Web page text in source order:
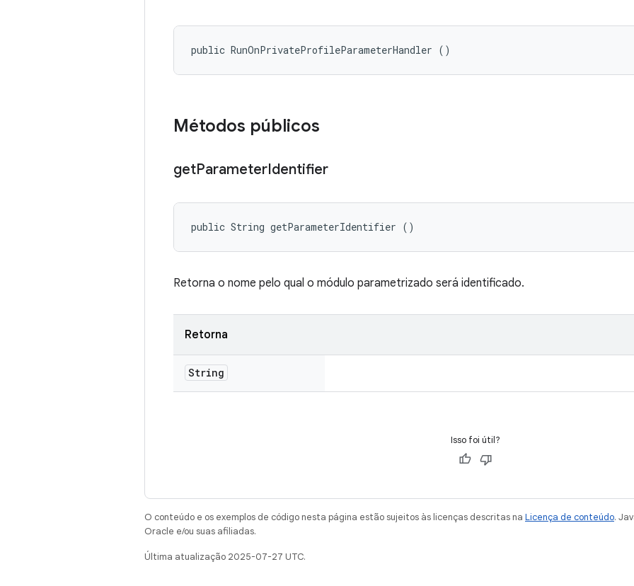
public RunOnPrivateProfileParameterHandler ()
Métodos públicos
getParameterIdentifier
public String getParameterIdentifier ()
Retorna o nome pelo qual o módulo parametrizado será identificado.
Retorna
String
Isso foi útil?
O conteúdo e os exemplos de código nesta página estão sujeitos às licenças descritas na Licença de conteúdo.
Oracle e/ou suas afiliadas.
Última atualização 2025-07-27 UTC.